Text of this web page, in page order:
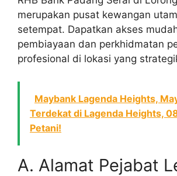
merupakan pusat kewangan
setempat. Dapatkan akses
pembiayaan dan perkhidmatan
profesional di lokasi yang
Maybank Lagenda Heights,
Terdekat di Lagenda Heights,
Petani!
A. Alamat Pejabat